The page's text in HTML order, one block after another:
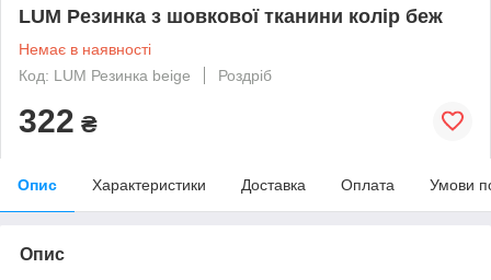
LUM Резинка з шовкової тканини колір беж
Немає в наявності
Код: LUM Резинка beige
Роздріб
322 ₴
Опис Характеристики Доставка Оплата Умови
Опис